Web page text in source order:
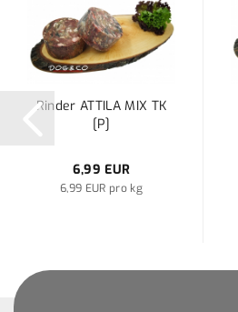
Rinder ATTILA MIX TK
[P]
6,99 EUR
6,99 EUR pro kg